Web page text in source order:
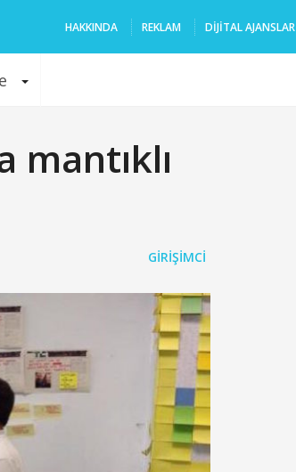
HAKKINDA REKLAM DIJITAL AJANSLAR
mantıklı
GIRIŞIMCI